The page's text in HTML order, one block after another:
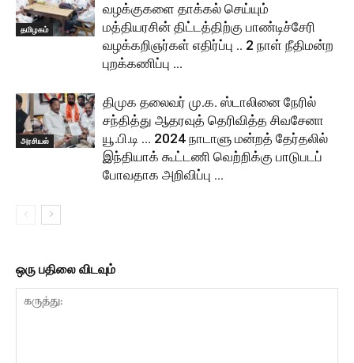
தமிழகம்
வழக்குகளை தாக்கல் செய்யும்
மத்தியரசின் திட்டத்திற்கு பாண்டிச்சேரி
வழக்கறிஞர்கள் எதிர்ப்பு .. 2 நாள் நீதிமன்ற
புறக்கணிப்பு …
அரசியல்
திமுக தலைவர் மு.க. ஸ்டாலினை நேரில்
சந்தித்து ஆதரவுத் தெரிவித்த சிவசேனா
யூ.பி.டி … 2024 நாடாளு மன்றத் தேர்தலில்
இந்தியாக் கூட்டணி வெற்றிக்கு பாடுபடப்
போவதாக அறிவிப்பு …
ஒரு பதிலை விடவும்